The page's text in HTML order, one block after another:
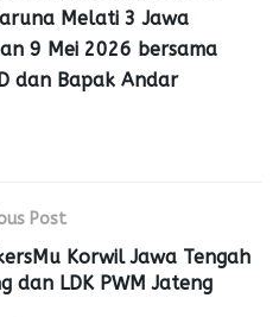
Melati 3 Jawa
9 Mei 2026 bersama
dan Bapak Andar
Post
Korwil Jawa Tengah
dan LDK PWM Jateng